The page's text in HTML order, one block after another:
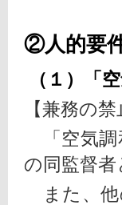
②人的要
（１）「
【兼務の禁
「空気調
の同監督
また、他